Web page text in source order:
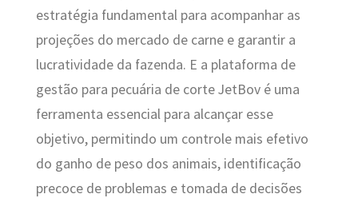
estratégia fundamental para acompanhar as
projeções do mercado de carne e garantir a
lucratividade da fazenda. E a plataforma de
gestão para pecuária de corte JetBov é uma
ferramenta essencial para alcançar esse
objetivo, permitindo um controle mais efetivo
do ganho de peso dos animais, identificação
precoce de problemas e tomada de decisões